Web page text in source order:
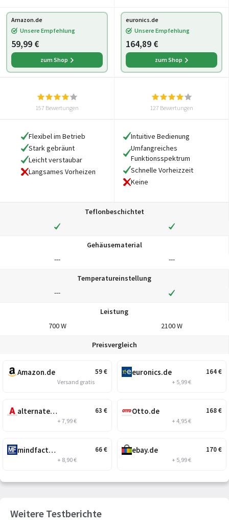
Sandwiches, Belgische
Waffeln, Gegrilltes, 700
Watt, schwarz/edelstahl
Amazon.de
Unsere Empfehlung
59,99 €
zum Shop
euronics.de
Unsere Empfehlung
164,89 €
zum Shop
157 Bewertungen 127 Bewertungen
Flexibel im Betrieb
Stark gebräunt
Leicht verstaubar
Langsames Vorheizen
Intuitive Bedienung
Umfangreiches
Funktionsspektrum
Schnelle Vorheizzeit
Keine
Teflonbeschichtet
Gehäusematerial
---
---
Temperatureinstellung
---
Leistung
700 W
2100 W
Preisvergleich
59€
Amazon.de
Versand gratis
63 €
alternate.de
+ 7,99 €
66€
mindfactory.de
+ 8,90 €
164€
euronics.de
+ 5,99 €
168€
Otto.de
+ 4,95 €
170€
ebay.de
+ 5,99 €
Weitere Testberichte